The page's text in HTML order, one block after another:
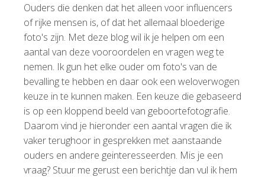
Ouders die denken dat het alleen voor influencers
of rijke mensen is, of dat het allemaal bloederige
foto's zijn. Met deze blog wil ik je helpen om een
aantal van deze vooroordelen en vragen weg te
nemen. Ik gun het elke ouder om foto's van de
bevalling te hebben en daar ook een weloverwogen
keuze in te kunnen maken. Een keuze die gebaseerd
is op een kloppend beeld van geboortefotografie.
Daarom vind je hieronder een aantal vragen die ik
vaker terughoor in gesprekken met aanstaande
ouders en andere geinteresseerden. Mis je een
vraag? Stuur me gerust een berichtje dan vul ik hem